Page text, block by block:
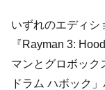
いずれのエディシ
『Rayman 3:
マンとグロボック
ドラム ハボック